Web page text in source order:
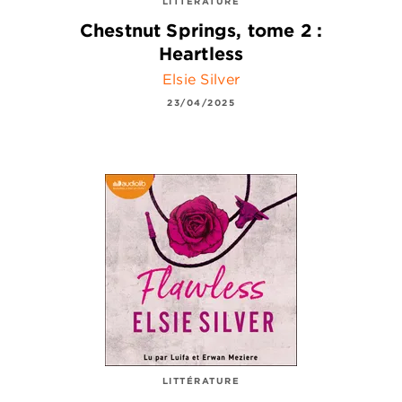
Chestnut Springs, tome 2 :
Heartless
Elsie Silver
23/04/2025
LITTÉRATURE